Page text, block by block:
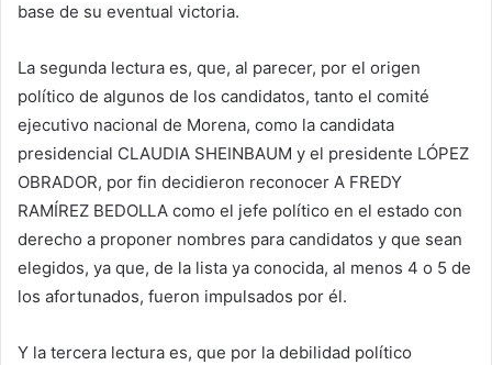
base de su eventual victoria.
La segunda lectura es, que, al parecer, por el origen
político de algunos de los candidatos, tanto el comité
ejecutivo nacional de Morena, como la candidata
presidencial CLAUDIA SHEINBAUM y el presidente LÓPEZ
OBRADOR, por fin decidieron reconocer A FREDY
RAMÍREZ BEDOLLA como el jefe político en el estado con
derecho a proponer nombres para candidatos y que sean
elegidos, ya que, de la lista ya conocida, al menos 4 o 5 de
los afortunados, fueron impulsados por él.
Y la tercera lectura es, que por la debilidad político